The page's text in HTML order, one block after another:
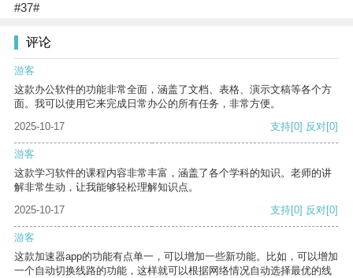
#37#
评论
游客
这款办公软件的功能非常全面，涵盖了文档、表格、演示文稿等各个方
面。我可以使用它来完成日常办公的所有任务，非常方便。
2025-10-17
支持[0] 反对[0]
游客
这款学习软件的课程内容非常丰富，涵盖了各个学科的知识。老师的讲
解非常生动，让我能够轻松理解知识点。
2025-10-17
支持[0] 反对[0]
游客
这款加速器app的功能有点单一，可以增加一些新功能。比如，可以增加
一个自动切换线路的功能，这样就可以根据网络情况自动选择最优的线